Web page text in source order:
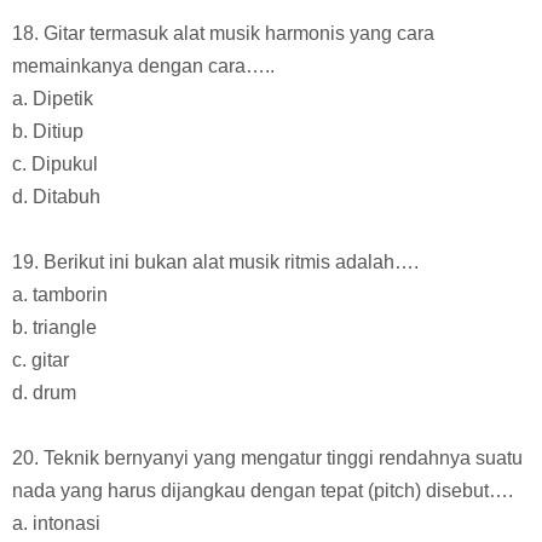
18. Gitar termasuk alat musik harmonis yang cara
memainkanya dengan cara…..
a. Dipetik
b. Ditiup
c. Dipukul
d. Ditabuh
19. Berikut ini bukan alat musik ritmis adalah….
a. tamborin
b. triangle
c. gitar
d. drum
20. Teknik bernyanyi yang mengatur tinggi rendahnya suatu
nada yang harus dijangkau dengan tepat (pitch) disebut….
a. intonasi